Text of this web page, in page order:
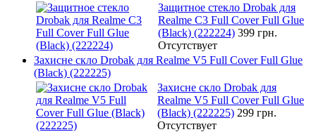
Защитное стекло Drobak для
Realme C3 Full Cover Full Glue
(Black) (222224) 399 грн.
Отсутствует
Захисне скло Drobak для Realme V5 Full Cover Full Glue
(Black) (222225)
Захисне скло Drobak для
Realme V5 Full Cover Full Glue
(Black) (222225) 299 грн.
Отсутствует